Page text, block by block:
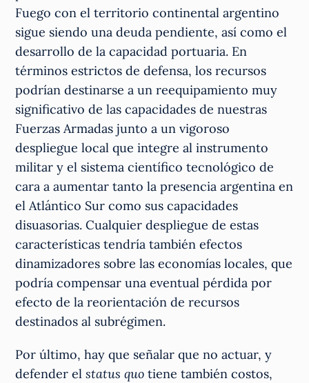
Fuego con el territorio continental argentino
sigue siendo una deuda pendiente, así como el
desarrollo de la capacidad portuaria. En
términos estrictos de defensa, los recursos
podrían destinarse a un reequipamiento muy
significativo de las capacidades de nuestras
Fuerzas Armadas junto a un vigoroso
despliegue local que integre al instrumento
militar y el sistema científico tecnológico de
cara a aumentar tanto la presencia argentina en
el Atlántico Sur como sus capacidades
disuasorias. Cualquier despliegue de estas
características tendría también efectos
dinamizadores sobre las economías locales, que
podría compensar una eventual pérdida por
efecto de la reorientación de recursos
destinados al subrégimen.
Por último, hay que señalar que no actuar, y
defender elstatus quo tiene también costos,